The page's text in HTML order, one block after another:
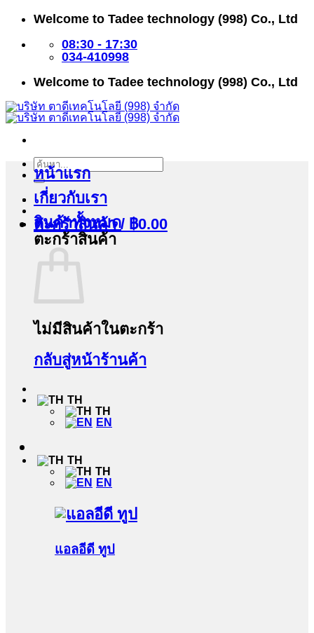
ข้าม
เนื้อหา
Welcome to Tadee technology (998) Co., Ltd
08:30 - 17:30
034-410998
Welcome to Tadee technology (998) Co., Ltd
ค้นหา:
ตะกร้าสินค้า / ฿0.00
ตะกร้าสินค้า
ไม่มีสินค้าในตะกร้า
กลับสู่หน้าร้านค้า
TH
TH
EN
TH
TH
EN
หน้าแรก
เกี่ยวกับเรา
สินค้าทั้งหมด
แอลอีดี ทูป